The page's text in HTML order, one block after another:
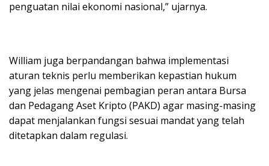
penguatan nilai ekonomi nasional,” ujarnya.
William juga berpandangan bahwa implementasi
aturan teknis perlu memberikan kepastian hukum
yang jelas mengenai pembagian peran antara Bursa
dan Pedagang Aset Kripto (PAKD) agar masing-masing
dapat menjalankan fungsi sesuai mandat yang telah
ditetapkan dalam regulasi.